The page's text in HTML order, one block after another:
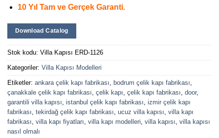
10 Yıl Tam ve Gerçek Garanti.
Download Catalog
Stok kodu: Villa Kapısı ERD-1126
Kategoriler: Villa Kapısı Modelleri
Etiketler: ankara çelik kapı fabrikası bodrum çelik kapı fabrikası
çanakkale çelik kapı fabrikası çelik kapı çelik kapı fabrikası door,
garantili villa kapısı istanbul çelik kapı fabrikası izmir çelik kapı
fabrikası tekirdağ çelik kapı fabrikası ucuz villa kapısı villa kapı
fabrikası villa kapı fiyatları villa kapı modelleri villa kapısı villa kapısı
nasıl olmalı